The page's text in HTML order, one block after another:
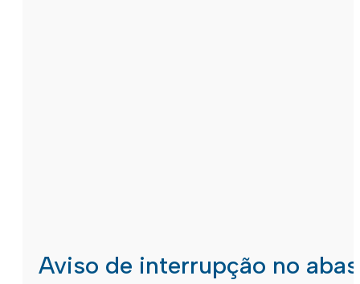
Aviso de interrupção no